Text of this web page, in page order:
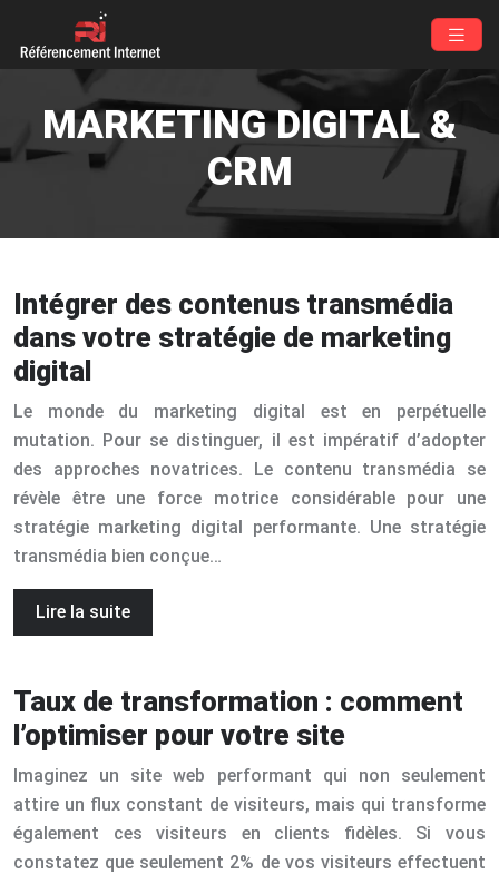
MARKETING DIGITAL &
CRM
Intégrer des contenus transmédia
dans votre stratégie de marketing
digital
Le monde du marketing digital est en perpétuelle
mutation. Pour se distinguer, il est impératif d’adopter
des approches novatrices. Le contenu transmédia se
révèle être une force motrice considérable pour une
stratégie marketing digital performante. Une stratégie
transmédia bien conçue…
Lire la suite
Taux de transformation : comment
l’optimiser pour votre site
Imaginez un site web performant qui non seulement
attire un flux constant de visiteurs, mais qui transforme
également ces visiteurs en clients fidèles. Si vous
constatez que seulement 2% de vos visiteurs effectuent